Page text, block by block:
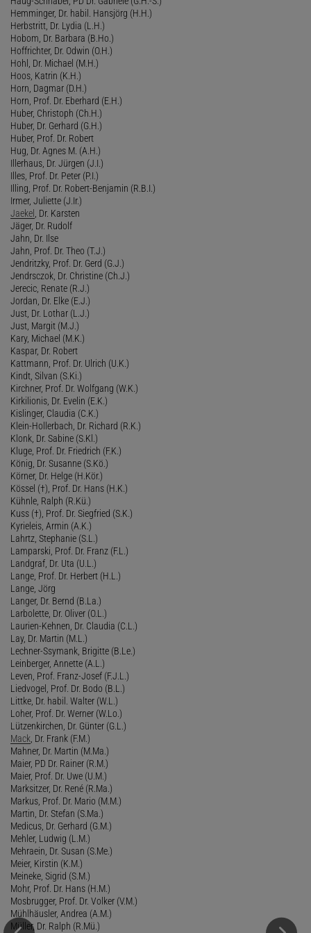
Hemminger, Dr. habil. Hansjörg (H.H.)
Herbstritt, Dr. Lydia (L.H.)
Hobom, Dr. Barbara (B.Ho.)
Hoffrichter, Dr. Odwin (O.H.)
Hohl, Dr. Michael (M.H.)
Hoos, Katrin (K.H.)
Horn, Dagmar (D.H.)
Horn, Prof. Dr. Eberhard (E.H.)
Huber, Christoph (Ch.H.)
Huber, Dr. Gerhard (G.H.)
Huber, Prof. Dr. Robert
Hug, Dr. Agnes M. (A.H.)
Illerhaus, Dr. Jürgen (J.I.)
Illes, Prof. Dr. Peter (P.I.)
Illing, Prof. Dr. Robert-Benjamin (R.B.I.)
Irmer, Juliette (J.Ir.)
Jaekel , Dr. Karsten
Jäger, Dr. Rudolf
Jahn, Dr. Ilse
Jahn, Prof. Dr. Theo (T.J.)
Jendritzky, Prof. Dr. Gerd (G.J.)
Jendrsczok, Dr. Christine (Ch.J.)
Jerecic, Renate (R.J.)
Jordan, Dr. Elke (E.J.)
Just, Dr. Lothar (L.J.)
Just, Margit (M.J.)
Kary, Michael (M.K.)
Kaspar, Dr. Robert
Kattmann, Prof. Dr. Ulrich (U.K.)
Kindt, Silvan (S.Ki.)
Kirchner, Prof. Dr. Wolfgang (W.K.)
Kirkilionis, Dr. Evelin (E.K.)
Kislinger, Claudia (C.K.)
Klein-Hollerbach, Dr. Richard (R.K.)
Klonk, Dr. Sabine (S.Kl.)
Kluge, Prof. Dr. Friedrich (F.K.)
König, Dr. Susanne (S.Kö.)
Körner, Dr. Helge (H.Kör.)
Kössel (†), Prof. Dr. Hans (H.K.)
Kühnle, Ralph (R.Kü.)
Kuss (†), Prof. Dr. Siegfried (S.K.)
Kyrieleis, Armin (A.K.)
Lahrtz, Stephanie (S.L.)
Lamparski, Prof. Dr. Franz (F.L.)
Landgraf, Dr. Uta (U.L.)
Lange, Prof. Dr. Herbert (H.L.)
Lange, Jörg
Langer, Dr. Bernd (B.La.)
Larbolette, Dr. Oliver (O.L.)
Laurien-Kehnen, Dr. Claudia (C.L.)
Lay, Dr. Martin (M.L.)
Lechner-Ssymank, Brigitte (B.Le.)
Leinberger, Annette (A.L.)
Leven, Prof. Franz-Josef (F.J.L.)
Liedvogel, Prof. Dr. Bodo (B.L.)
Littke, Dr. habil. Walter (W.L.)
Loher, Prof. Dr. Werner (W.Lo.)
Lützenkirchen, Dr. Günter (G.L.)
Mack , Dr. Frank (F.M.)
Mahner, Dr. Martin (M.Ma.)
Maier, PD Dr. Rainer (R.M.)
Maier, Prof. Dr. Uwe (U.M.)
Marksitzer, Dr. René (R.Ma.)
Markus, Prof. Dr. Mario (M.M.)
Martin, Dr. Stefan (S.Ma.)
Medicus, Dr. Gerhard (G.M.)
Mehler, Ludwig (L.M.)
Mehraein, Dr. Susan (S.Me.)
Meier, Kirstin (K.M.)
Meineke, Sigrid (S.M.)
Mohr, Prof. Dr. Hans (H.M.)
Mosbrugger, Prof. Dr. Volker (V.M.)
Mühlhäusler, Andrea (A.M.)
Müller, Dr. Ralph (R.Mü.)